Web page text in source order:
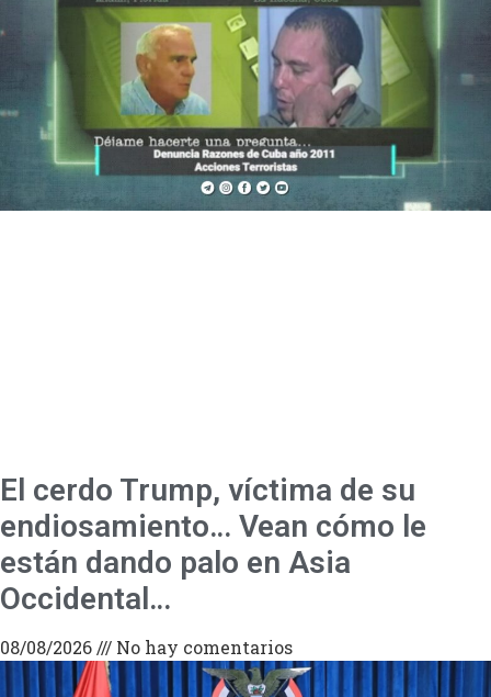
El cerdo Trump, víctima de su
endiosamiento… Vean cómo le
están dando palo en Asia
Occidental…
08/08/2026 No hay comentarios